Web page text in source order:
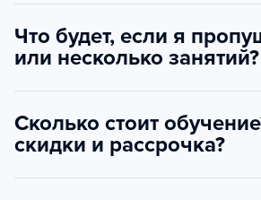
Что будет, если я
или несколько занятий?
Сколько стоит
скидки и рассрочка?